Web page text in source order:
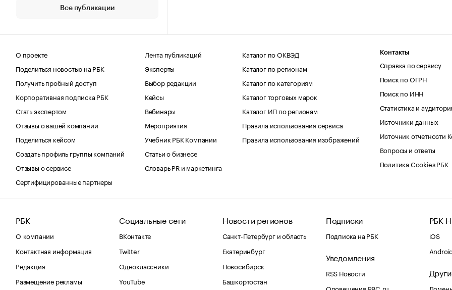
Все публикации
О проекте
Поделиться новостью на РБК
Получить пробный доступ
Корпоративная подписка РБК
Стать экспертом
Отзывы о вашей компании
Поделиться кейсом
Создать профиль группы компаний
Отзывы о сервисе
Сертифицированные партнеры
Лента публикаций
Эксперты
Выбор редакции
Кейсы
Вебинары
Мероприятия
Учебник РБК Компании
Статьи о бизнесе
Словарь PR и маркетинга
Каталог по ОКВЭД
Каталог по регионам
Каталог по категориям
Каталог торговых марок
Каталог ИП по регионам
Правила использования сервиса
Правила использования изображений
Контакты
Справка по сервису
Поиск по ОГРН
Поиск по ИНН
Статистика и
Источники данных
Источник отчетности
Вопросы и ответы
Политика Cookies РБК
РБК
О компании
Контактная информация
Редакция
Размещение рекламы
Социальные сети
ВКонтакте
Twitter
Одноклассники
YouTube
Новости регионов
Санкт-Петербург и область
Екатеринбург
Новосибирск
Башкортостан
Подписки
Подписка на РБК
Уведомления
RSS Новости
Оповещения RBC.ru
РБК
iOS